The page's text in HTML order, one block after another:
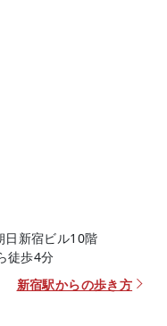
新宿ビル10階
徒歩4分
新宿駅からの歩き方